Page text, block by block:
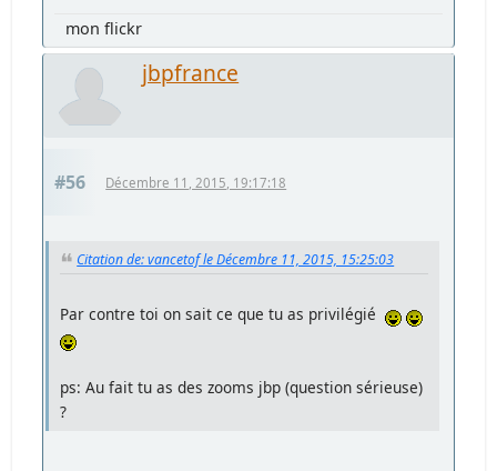
mon flickr
jbpfrance
#56 Décembre 11, 2015, 19:17:18
Citation de: vancetof le Décembre 11, 2015, 15:25:03
Par contre toi on sait ce que tu as privilégié
ps: Au fait tu as des zooms jbp (question sérieuse)
?